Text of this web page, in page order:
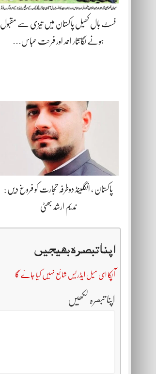
فسٹ بال کھیل پاکستان میں تیزی سے مقبول
ہونے لگانثار احمد اور فرحت عباس…
پاکستان ، انگلینڈ دوطرفہ تجارت کو فروغ دیں :
ندیم ارشد بھٹی
اپنا تبصرہ بھیجیں
آپکا ای میل ایڈریس شائع نہیں کیا جائے گا
اپنا تبصرہ لکھیں